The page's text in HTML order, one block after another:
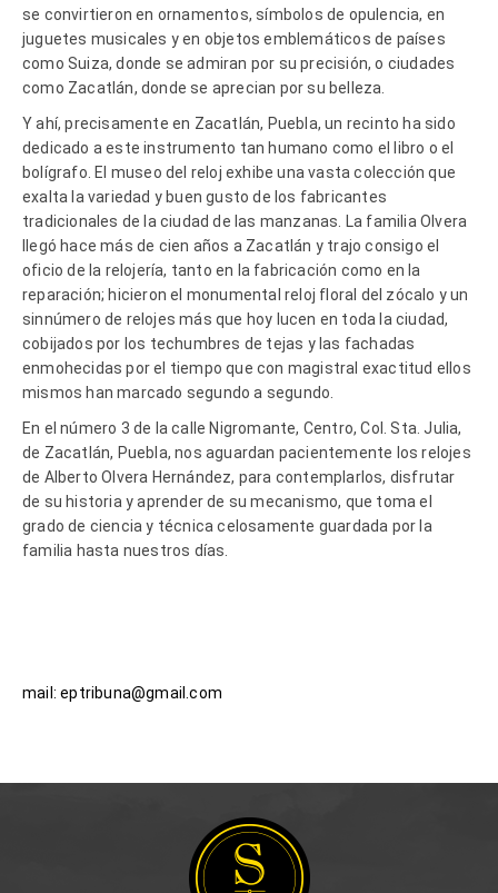
se convirtieron en ornamentos, símbolos de opulencia, en
juguetes musicales y en objetos emblemáticos de países
como Suiza, donde se admiran por su precisión, o ciudades
como Zacatlán, donde se aprecian por su belleza.
Y ahí, precisamente en Zacatlán, Puebla, un recinto ha sido
dedicado a este instrumento tan humano como el libro o el
bolígrafo. El museo del reloj exhibe una vasta colección que
exalta la variedad y buen gusto de los fabricantes
tradicionales de la ciudad de las manzanas. La familia Olvera
llegó hace más de cien años a Zacatlán y trajo consigo el
oficio de la relojería, tanto en la fabricación como en la
reparación; hicieron el monumental reloj floral del zócalo y un
sinnúmero de relojes más que hoy lucen en toda la ciudad,
cobijados por los techumbres de tejas y las fachadas
enmohecidas por el tiempo que con magistral exactitud ellos
mismos han marcado segundo a segundo.
En el número 3 de la calle Nigromante, Centro, Col. Sta. Julia,
de Zacatlán, Puebla, nos aguardan pacientemente los relojes
de Alberto Olvera Hernández, para contemplarlos, disfrutar
de su historia y aprender de su mecanismo, que toma el
grado de ciencia y técnica celosamente guardada por la
familia hasta nuestros días.
mail: eptribuna@gmail.com